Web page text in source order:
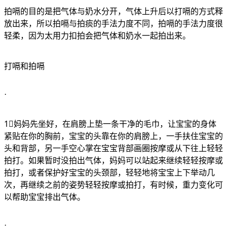
拍嗝的目的是把气体与奶水分开，气体上升后以打嗝的方式释
放出来，所以拍嗝与拍痰的手法力度不同，拍嗝的手法力度很
轻柔，因为太用力扣拍会把气体和奶水一起拍出来。
打嗝和拍嗝
·
1⃣️妈妈先坐好，在肩膀上垫一条干净的毛巾，让宝宝的身体
紧贴在你的胸前，宝宝的头靠在你的肩膀上，一手扶住宝宝的
头和背部，另一手空心掌在宝宝背部画圈按摩或从下往上轻轻
拍打。如果暂时没拍出气体，妈妈可以站起来继续轻轻按摩或
拍打，或者保护好宝宝的头颈部，轻轻地将宝宝上下举动几
次，再继续之前的姿势轻轻按摩或拍打，有时候，重力变化可
以帮助宝宝排出气体。
·